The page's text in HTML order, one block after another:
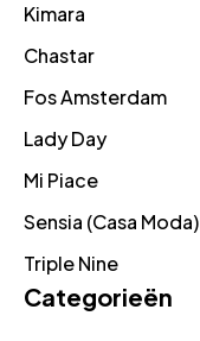
Kimara
Chastar
Fos Amsterdam
Lady Day
Mi Piace
Sensia (Casa Moda)
Triple Nine
Categorieën